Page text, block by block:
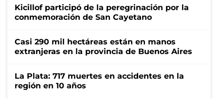
Kicillof participó de la peregrinación por la
conmemoración de San Cayetano
Casi 290 mil hectáreas están en manos
extranjeras en la provincia de Buenos Aires
La Plata: 717 muertes en accidentes en la
región en 10 años